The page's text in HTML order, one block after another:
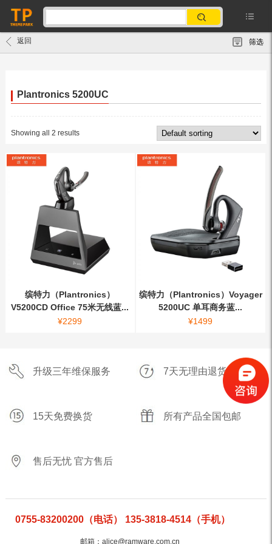
返回 筛选
Plantronics 5200UC
Showing all 2 results
缤特力（Plantronics）
V5200CD Office 75米无线蓝...
¥2299
缤特力（Plantronics）Voyager
5200UC 单耳商务蓝...
¥1499
升级三年维保服务 7天无理由退货
15天免费换货 所有产品全国包邮
售后无忧 官方售后
0755-83200200（电话） 135-3818-4514（手机）
邮箱：alice@ramware.com.cn